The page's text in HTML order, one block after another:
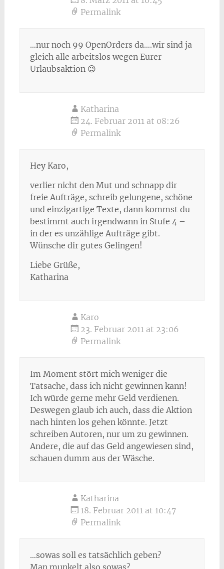
Permalink
…nur noch 99 OpenOrders da….wir sind ja
gleich alle arbeitslos wegen Eurer
Urlaubsaktion 😉
Katharina
24. Februar 2011 at 08:26
Permalink
Hey Karo,
verlier nicht den Mut und schnapp dir
freie Aufträge, schreib gelungene, schöne
und einzigartige Texte, dann kommst du
bestimmt auch irgendwann in Stufe 4 –
in der es unzählige Aufträge gibt.
Wünsche dir gutes Gelingen!
Liebe Grüße,
Katharina
Karo
23. Februar 2011 at 23:06
Permalink
Im Moment stört mich weniger die
Tatsache, dass ich nicht gewinnen kann!
Ich würde gerne mehr Geld verdienen.
Deswegen glaub ich auch, dass die Aktion
nach hinten los gehen könnte. Jetzt
schreiben Autoren, nur um zu gewinnen.
Andere, die auf das Geld angewiesen sind,
schauen dumm aus der Wäsche.
Katharina
18. Februar 2011 at 10:47
Permalink
…sowas soll es tatsächlich geben?